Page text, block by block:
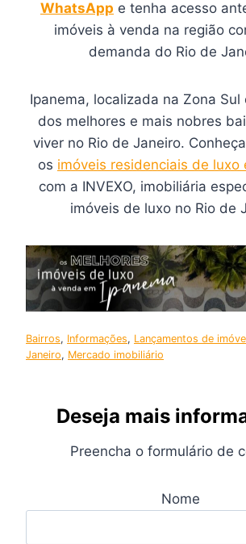
WhatsApp e tenha acesso
imóveis à venda na região
demanda do Rio de
Ipanema, localizada na Zona Sul
dos melhores e mais nobres
viver no Rio de Janeiro.
os imóveis residenciais de luxo
com a INVEXO, imobiliária
imóveis de luxo no Rio de
Bairros, Informações, Lançamentos de
Janeiro, Mercado imobiliário
Deseja mais
Preencha o formulário de
Nome